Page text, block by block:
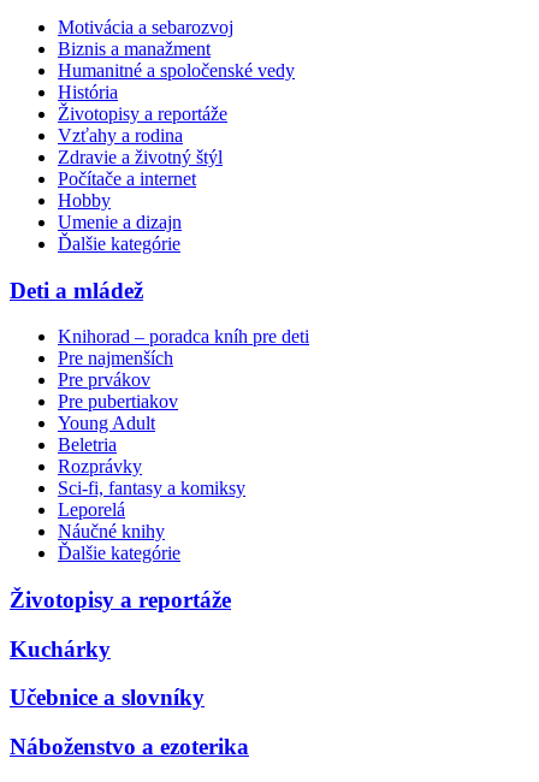
Motivácia a sebarozvoj
Biznis a manažment
Humanitné a spoločenské vedy
História
Životopisy a reportáže
Vzťahy a rodina
Zdravie a životný štýl
Počítače a internet
Hobby
Umenie a dizajn
Ďalšie kategórie
Deti a mládež
Knihorad – poradca kníh pre deti
Pre najmenších
Pre prvákov
Pre pubertiakov
Young Adult
Beletria
Rozprávky
Sci-fi, fantasy a komiksy
Leporelá
Náučné knihy
Ďalšie kategórie
Životopisy a reportáže
Kuchárky
Učebnice a slovníky
Náboženstvo a ezoterika